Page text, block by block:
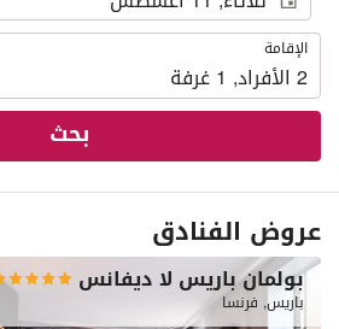
الإقامة
الإقامة
2 الأفراد,
1غرفة
بحث
عروض الفنادق
بولمان باريس لا ديفانس
باريس, فرنسا